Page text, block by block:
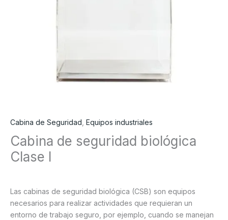
Cabina de Seguridad Equipos industriales
Cabina de seguridad biológica
Clase I
Las cabinas de seguridad biológica (CSB) son equipos
necesarios para realizar actividades que requieran un
entorno de trabajo seguro, por ejemplo, cuando se manejan